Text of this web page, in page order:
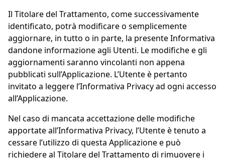
Il Titolare del Trattamento, come successivamente
identificato, potrà modificare o semplicemente
aggiornare, in tutto o in parte, la presente Informativa
dandone informazione agli Utenti. Le modifiche e gli
aggiornamenti saranno vincolanti non appena
pubblicati sull’Applicazione. L’Utente è pertanto
invitato a leggere l’Informativa Privacy ad ogni accesso
all’Applicazione.
Nel caso di mancata accettazione delle modifiche
apportate all’Informativa Privacy, l’Utente è tenuto a
cessare l’utilizzo di questa Applicazione e può
richiedere al Titolare del Trattamento di rimuovere i